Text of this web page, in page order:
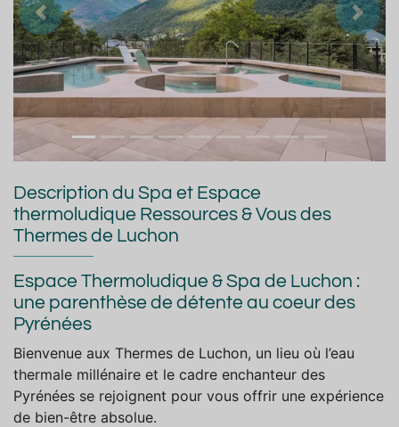
Précedent
Description du Spa et Espace
thermoludique Ressources & Vous des
Thermes de Luchon
Espace Thermoludique & Spa de Luchon :
une parenthèse de détente au coeur des
Pyrénées
Bienvenue aux Thermes de Luchon, un lieu où l’eau
thermale millénaire et le cadre enchanteur des
Pyrénées se rejoignent pour vous offrir une expérience
de bien-être absolue.